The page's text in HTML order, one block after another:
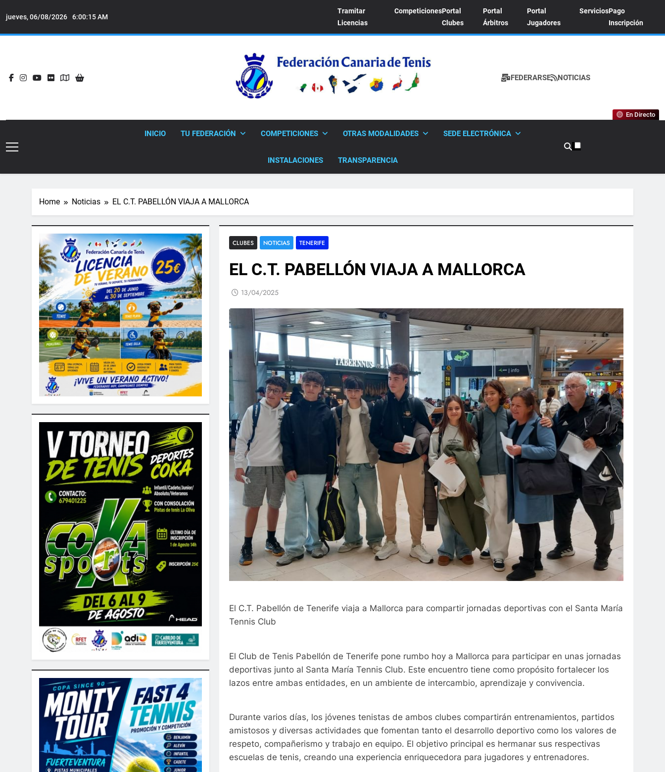
jueves, 06/08/2026 6:00:16 AM
Tramitar
Licencias
CompeticionesPortal
Clubes
Portal
Árbitros
Portal
Jugadores
ServiciosPago
Inscripción
FEDERACION CANARIA DE TENIS
FEDERARSE NOTICIAS
En Directo
INICIO TU FEDERACIÓN COMPETICIONES OTRAS MODALIDADES SEDE ELECTRÓNICA
INSTALACIONES TRANSPARENCIA
Home Noticias EL C.T. PABELLÓN VIAJA A MALLORCA
CLUBES NOTICIAS TENERIFE
EL C.T. PABELLÓN VIAJA A MALLORCA
13/04/2025
El C.T. Pabellón de Tenerife viaja a Mallorca para compartir jornadas deportivas con el Santa María
Tennis Club
El Club de Tenis Pabellón de Tenerife pone rumbo hoy a Mallorca para participar en unas jornadas
deportivas junto al Santa María Tennis Club. Este encuentro tiene como propósito fortalecer los
lazos entre ambas entidades, en un ambiente de intercambio, aprendizaje y convivencia.
Durante varios días, los jóvenes tenistas de ambos clubes compartirán entrenamientos, partidos
amistosos y diversas actividades que fomentan tanto el desarrollo deportivo como los valores de
respeto, compañerismo y trabajo en equipo. El objetivo principal es hermanar sus respectivas
escuelas de tenis, creando una experiencia enriquecedora para jugadores y entrenadores.